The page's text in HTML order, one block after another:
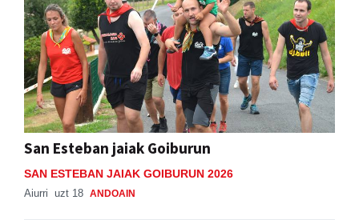
San Esteban jaiak Goiburun
SAN ESTEBAN JAIAK GOIBURUN 2026
Aiurri uzt 18 ANDOAIN